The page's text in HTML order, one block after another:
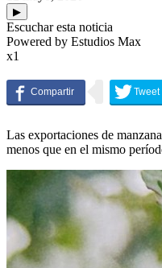
▶
Escuchar esta noticia
Powered by Estudios Max
x1
Las exportaciones de
menos que en el mismo